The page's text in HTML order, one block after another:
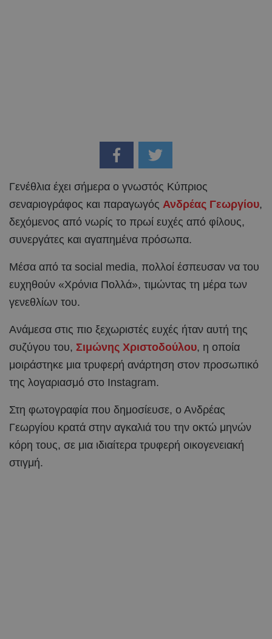
Γενέθλια έχει σήμερα ο γνωστός Κύπριος
σεναριογράφος και παραγωγός Ανδρέας Γεωργίου,
δεχόμενος από νωρίς το πρωί ευχές από φίλους,
συνεργάτες και αγαπημένα πρόσωπα.
Μέσα από τα social media, πολλοί έσπευσαν να του
ευχηθούν «Χρόνια Πολλά», τιμώντας τη μέρα των
γενεθλίων του.
Ανάμεσα στις πιο ξεχωριστές ευχές ήταν αυτή της
συζύγου του, Σιμώνης Χριστοδούλου, η οποία
μοιράστηκε μια τρυφερή ανάρτηση στον προσωπικό
της λογαριασμό στο Instagram.
Στη φωτογραφία που δημοσίευσε, ο Ανδρέας
Γεωργίου κρατά στην αγκαλιά του την οκτώ μηνών
κόρη τους, σε μια ιδιαίτερα τρυφερή οικογενειακή
στιγμή.